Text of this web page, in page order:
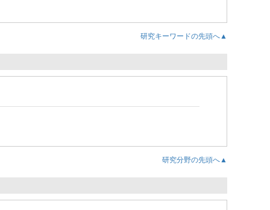
研究キーワードの先頭へ▲
研究分野の先頭へ▲